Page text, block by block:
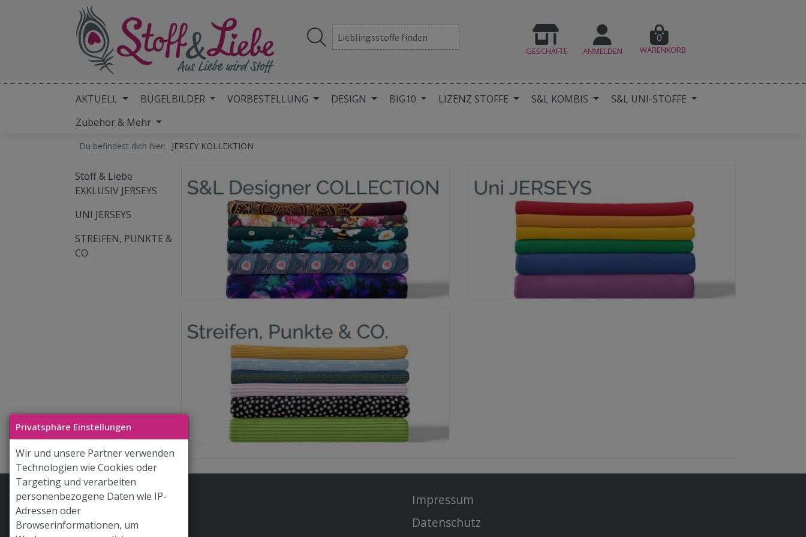
Privatsphäre Einstellungen
Wir und unsere Partner verwenden
Technologien wie Cookies oder
Targeting und verarbeiten
personenbezogene Daten wie IP-
Adressen oder
Browserinformationen, um
GESCHÄFTE ANMELDEN
0
WARENKORB
AKTUELL BÜGELBILDER VORBESTELLUNG DESIGN BIG10 LIZENZ STOFFE S&L KOMBIS
S&L UNI-STOFFE
Zubehör & Mehr
Du befindest dich hier: JERSEY KOLLEKTION
Stoff & Liebe
EXKLUSIV JERSEYS
UNI JERSEYS
STREIFEN, PUNKTE &
CO.
Stoff & Liebe App
Hilfe / FAQ
Impressum
Datenschutz